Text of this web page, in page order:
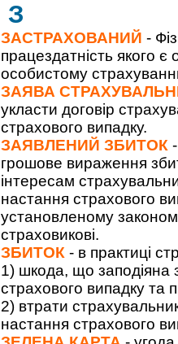
З
ЗАСТРАХОВАНИЙ -
працездатність якого
особистому
ЗАЯВА
укласти договір
страхового випадку.
ЗАЯВЛЕНИЙ ЗБИТОК -
грошове вираження
інтересам
настання страхового
установленому
страховикові.
ЗБИТОК - в практиці
1) шкода, що заподіяна
страхового випадку та
2) втрати
настання страхового